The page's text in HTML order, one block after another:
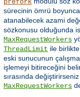
sürecinin ömrü boyunca
atanabilecek azami
sözkonusu olduğunda
MaxRequestWorkers
ThreadLimit ile
eski sunucunun
işlemeyi bitireceğini
sırasında
MaxRequestWorkers